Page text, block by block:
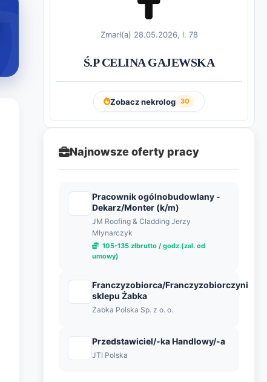
Zmarł(a) 28.05.2026, l. 78
Ś.P CELINA GAJEWSKA
Zobacz nekrolog 30
Najnowsze oferty pracy
Pracownik ogólnobudowlany -
Dekarz/Monter (k/m)
JM Roofing & Cladding Jerzy
Młynarczyk
105-135 złbrutto / godz.(zal. od
umowy)
Franczyzobiorca/Franczyzobiorczyni
sklepu Żabka
Żabka Polska Sp. z o. o.
Przedstawiciel/-ka Handlowy/-a
JTI Polska